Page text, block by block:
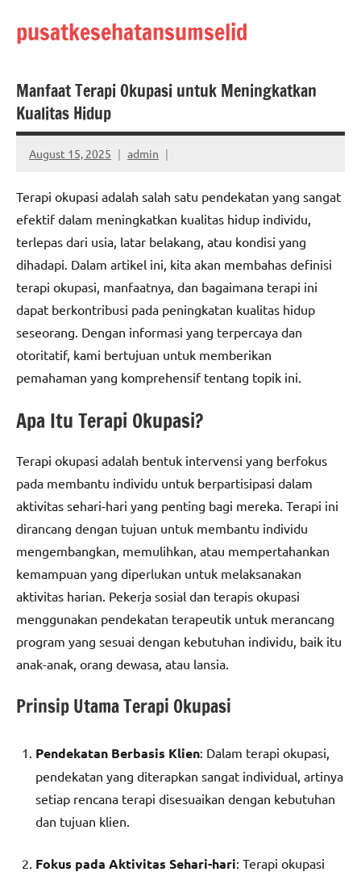
pusatkesehatansumselid
Manfaat Terapi Okupasi untuk Meningkatkan
Kualitas Hidup
August 15, 2025 admin
Terapi okupasi adalah salah satu pendekatan yang sangat
efektif dalam meningkatkan kualitas hidup individu,
terlepas dari usia, latar belakang, atau kondisi yang
dihadapi. Dalam artikel ini, kita akan membahas definisi
terapi okupasi, manfaatnya, dan bagaimana terapi ini
dapat berkontribusi pada peningkatan kualitas hidup
seseorang. Dengan informasi yang terpercaya dan
otoritatif, kami bertujuan untuk memberikan
pemahaman yang komprehensif tentang topik ini.
Apa Itu Terapi Okupasi?
Terapi okupasi adalah bentuk intervensi yang berfokus
pada membantu individu untuk berpartisipasi dalam
aktivitas sehari-hari yang penting bagi mereka. Terapi ini
dirancang dengan tujuan untuk membantu individu
mengembangkan, memulihkan, atau mempertahankan
kemampuan yang diperlukan untuk melaksanakan
aktivitas harian. Pekerja sosial dan terapis okupasi
menggunakan pendekatan terapeutik untuk merancang
program yang sesuai dengan kebutuhan individu, baik itu
anak-anak, orang dewasa, atau lansia.
Prinsip Utama Terapi Okupasi
Pendekatan Berbasis Klien: Dalam terapi okupasi,
pendekatan yang diterapkan sangat individual, artinya
setiap rencana terapi disesuaikan dengan kebutuhan
dan tujuan klien.
Fokus pada Aktivitas Sehari-hari: Terapi okupasi